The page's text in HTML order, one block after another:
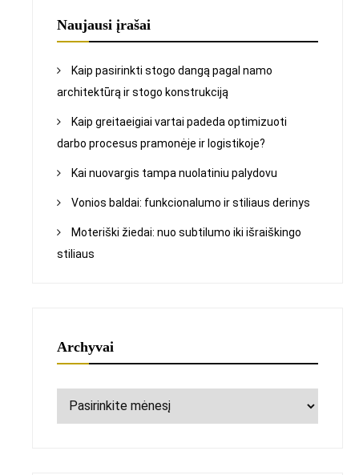
Naujausi įrašai
Kaip pasirinkti stogo dangą pagal namo
architektūrą ir stogo konstrukciją
Kaip greitaeigiai vartai padeda optimizuoti
darbo procesus pramonėje ir logistikoje?
Kai nuovargis tampa nuolatiniu palydovu
Vonios baldai: funkcionalumo ir stiliaus derinys
Moteriški žiedai: nuo subtilumo iki išraiškingo
stiliaus
Archyvai
Archyvai